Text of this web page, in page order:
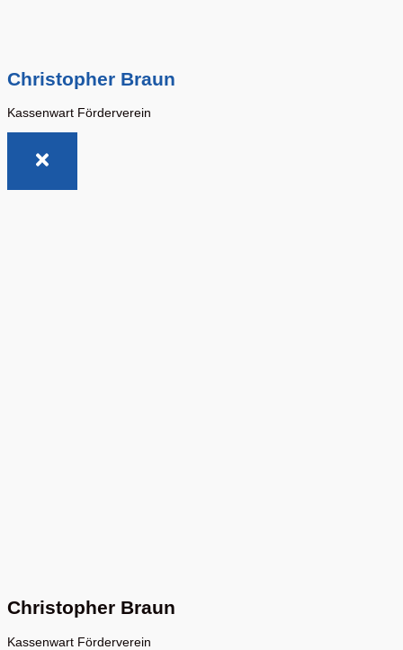
Christopher Braun
Kassenwart Förderverein
Christopher Braun
Kassenwart Förderverein